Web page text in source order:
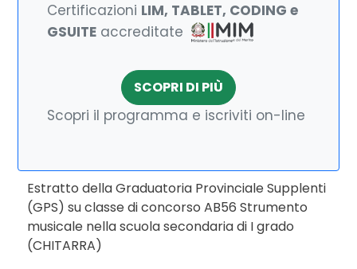
Certificazioni LIM, TABLET, CODING e
GSUITE accreditate
SCOPRI DI PIÙ
Scopri il programma e iscriviti on-line
Estratto della Graduatoria Provinciale Supplenti
(GPS) su classe di concorso AB56 Strumento
musicale nella scuola secondaria di I grado
(CHITARRA)